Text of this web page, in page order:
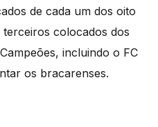
de cada um dos oito
colocados dos
incluindo o FC
os bracarenses.